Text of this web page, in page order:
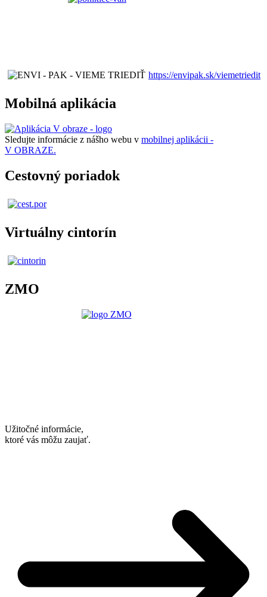
https://envipak.sk/viemetriedit
Mobilná aplikácia
Sledujte informácie z nášho webu v mobilnej aplikácii -
V OBRAZE.
Cestovný poriadok
Virtuálny cintorín
ZMO
Užitočné informácie,
ktoré vás môžu zaujať.